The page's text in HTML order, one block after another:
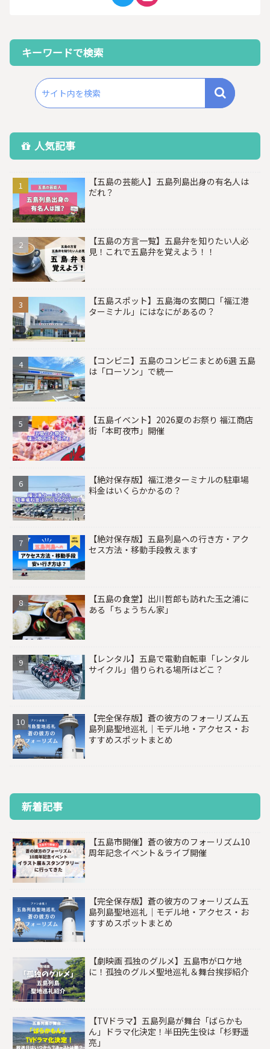
キーワードで検索
人気記事
【五島の芸能人】五島列島出身の有名人は
だれ？
【五島の方言一覧】五島弁を知りたい人必
見！これで五島弁を覚えよう！！
【五島スポット】五島海の玄関口「福江港
ターミナル」にはなにがあるの？
【コンビニ】五島のコンビニまとめ6選 五島
は「ローソン」で統一
【五島イベント】2026夏のお祭り 福江商店
街「本町夜市」開催
【絶対保存版】福江港ターミナルの駐車場
料金はいくらかかるの？
【絶対保存版】五島列島への行き方・アク
セス方法・移動手段教えます
【五島の食堂】出川哲郎も訪れた玉之浦に
ある「ちょうちん家」
【レンタル】五島で電動自転車「レンタル
サイクル」借りられる場所はどこ？
【完全保存版】蒼の彼方のフォーリズム五
島列島聖地巡礼｜モデル地・アクセス・お
すすめスポットまとめ
新着記事
【五島市開催】蒼の彼方のフォーリズム10
周年記念イベント＆ライブ開催
【完全保存版】蒼の彼方のフォーリズム五
島列島聖地巡礼｜モデル地・アクセス・お
すすめスポットまとめ
【劇映画 孤独のグルメ】五島市がロケ地
に！孤独のグルメ聖地巡礼＆舞台挨拶紹介
【TVドラマ】五島列島が舞台「ばらかも
ん」ドラマ化決定！半田先生役は「杉野遥
亮」